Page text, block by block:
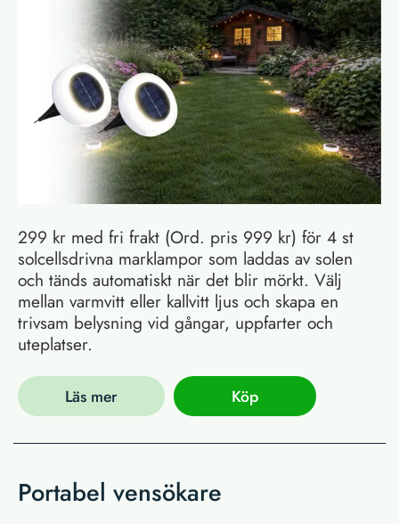
299 kr med fri frakt (Ord. pris 999 kr) för 4 st
solcellsdrivna marklampor som laddas av solen
och tänds automatiskt när det blir mörkt. Välj
mellan varmvitt eller kallvitt ljus och skapa en
trivsam belysning vid gångar, uppfarter och
uteplatser.
Läs mer Köp
Portabel vensökare